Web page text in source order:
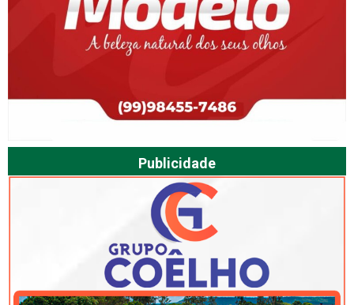
Publicidade